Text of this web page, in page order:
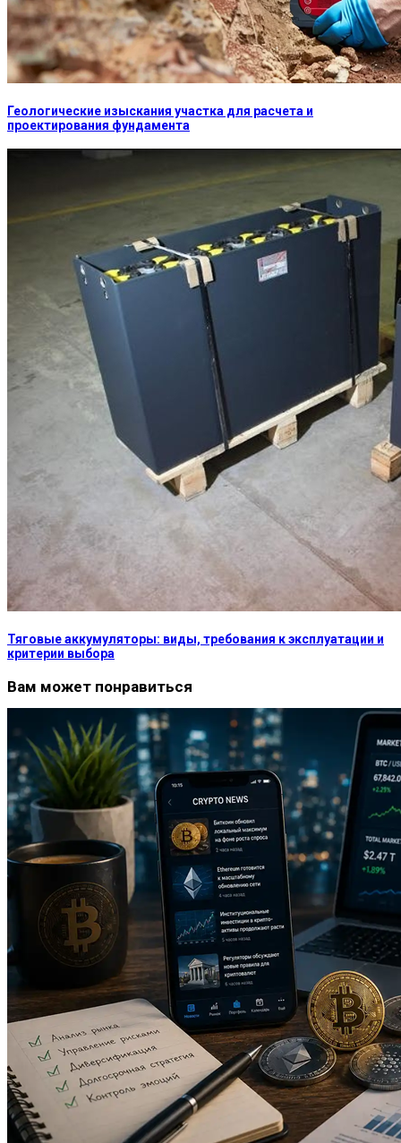
Геологические изыскания участка для расчета и
проектирования фундамента
Тяговые аккумуляторы: виды, требования к эксплуатации и
критерии выбора
Вам может понравиться